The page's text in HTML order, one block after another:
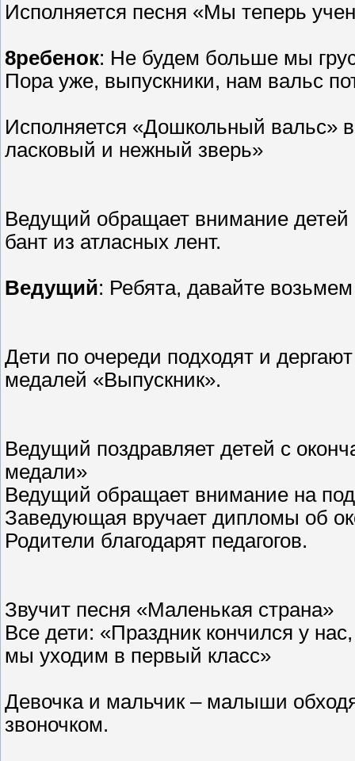
Исполняется песня «Мы теперь
8ребенок: Не будем больше мы
Пора уже, выпускники, нам вальс
Исполняется «Дошкольный вальс»
ласковый и нежный зверь»
Ведущий обращает внимание
бант из атласных лент.
Ведущий: Ребята, давайте
Дети по очереди подходят и
медалей «Выпускник».
Ведущий поздравляет детей с
медали»
Ведущий обращает внимание на
Заведующая вручает дипломы об
Родители благодарят педагогов.
Звучит песня «Маленькая страна»
Все дети: «Праздник кончился у нас,
мы уходим в первый класс»
Девочка и мальчик – малыши
звоночком.